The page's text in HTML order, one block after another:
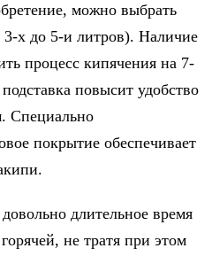
можно выбрать
х до 5-и литров). Наличие
процесс кипячения на 7-
повысит удобство
Специально
покрытие обеспечивает
длительное время
не тратя при этом